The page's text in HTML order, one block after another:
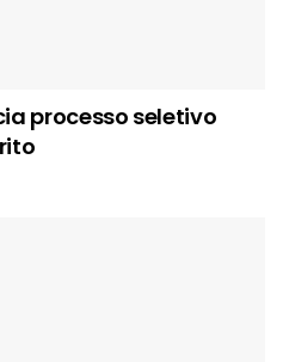
processo seletivo